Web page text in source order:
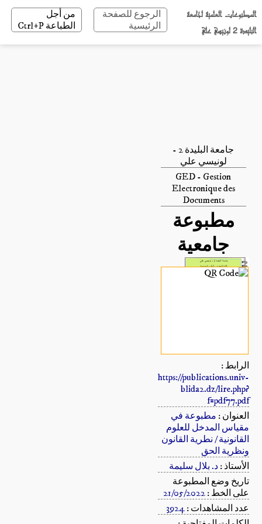
المطبوعات العلمية لجامعة
البليدة 2 لونيسي علي
الرجوع للصفحة
الرئيسية
من أجل
الطباعة Ctrl+P
جامعة البليدة 2 -
لونيسي علي
GED - Gestion
Electronique des
Documents
مطبوعة
جامعية
الرابط :
https://publications.univ-
blida2.dz/lire.php?
f=pdf77.pdf
العنوان : مطبوعة في
مقياس المدخل للعلوم
القانونية / نطرية القانون
ونظرية الحق
الأستاذ :د. بلال سليمة
تاريخ وضع المطبوعة
على الخط :21/05/2022
عدد المشاهدات :3924